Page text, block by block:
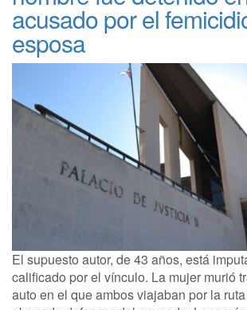
acusado por el
esposa
El supuesto autor, de 43 años, está
calificado por el vínculo. La mujer murió
auto en el que ambos viajaban por la